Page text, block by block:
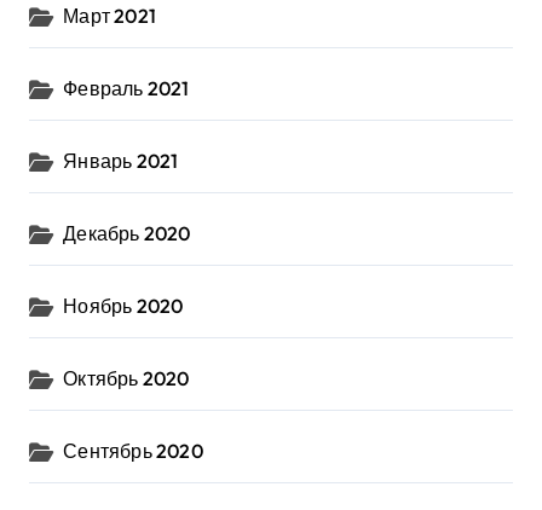
Март 2021
Февраль 2021
Январь 2021
Декабрь 2020
Ноябрь 2020
Октябрь 2020
Сентябрь 2020